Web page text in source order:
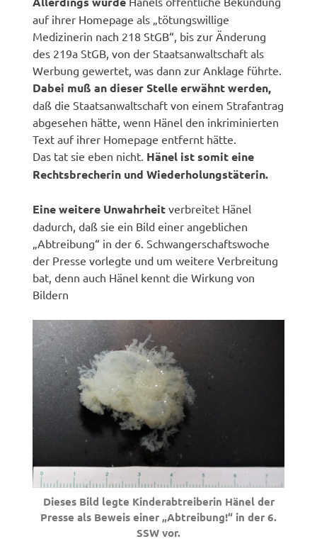
auf ihrer Homepage als „tötungswillige
Medizinerin nach 218 StGB“, bis zur Änderung
des 219a StGB, von der Staatsanwaltschaft als
Werbung gewertet, was dann zur Anklage führte.
Dabei muß an dieser Stelle erwähnt werden,
daß die Staatsanwaltschaft von einem Strafantrag
abgesehen hätte, wenn Hänel den inkriminierten
Text auf ihrer Homepage entfernt hätte.
Das tat sie eben nicht. Hänel ist somit eine
Rechtsbrecherin und Wiederholungstäterin.
Eine weitere Unwahrheitverbreitet Hänel
dadurch, daß sie ein Bild einer angeblichen
„Abtreibung“ in der 6. Schwangerschaftswoche
der Presse vorlegte und um weitere Verbreitung
bat, denn auch Hänel kennt die Wirkung von
Bildern
Dieses Bild legte Kinderabtreiberin Hänel der
Presse als Beweis einer „Abtreibung!“ in der 6.
SSW vor.